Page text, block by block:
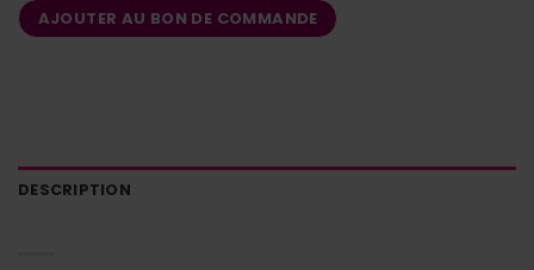
AJOUTER AU BON DE COMMANDE
DESCRIPTION